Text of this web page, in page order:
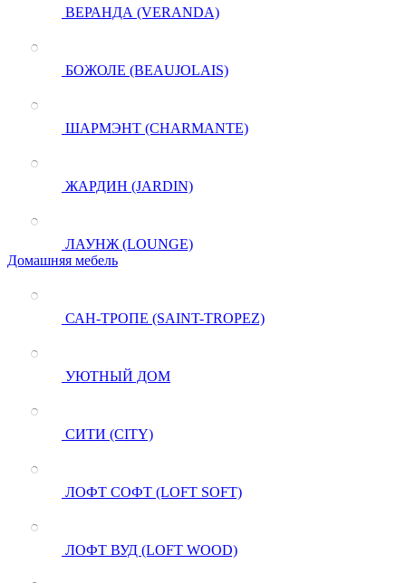
ВЕРАНДА (VERANDA)
БОЖОЛЕ (BEAUJOLAIS)
ШАРМЭНТ (CHARMANTE)
ЖАРДИН (JARDIN)
ЛАУНЖ (LOUNGE)
Домашняя мебель
САН-ТРОПЕ (SAINT-TROPEZ)
УЮТНЫЙ ДОМ
СИТИ (CITY)
ЛОФТ СОФТ (LOFT SOFT)
ЛОФТ ВУД (LOFT WOOD)